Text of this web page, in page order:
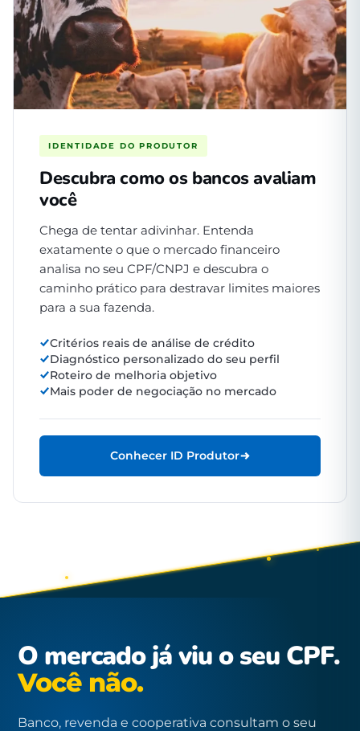
IDENTIDADE DO PRODUTOR
Descubra como os bancos avaliam
você
Chega de tentar adivinhar. Entenda
exatamente o que o mercado financeiro
analisa no seu CPF/CNPJ e descubra o
caminho prático para destravar limites maiores
para a sua fazenda.
Critérios reais de análise de crédito
Diagnóstico personalizado do seu perfil
Roteiro de melhoria objetivo
Mais poder de negociação no mercado
Conhecer ID Produtor
O mercado já viu o seu CPF.
Você não.
Banco, revenda e cooperativa consultam o seu